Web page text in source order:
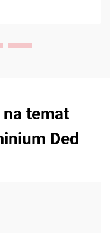
temat
Ded